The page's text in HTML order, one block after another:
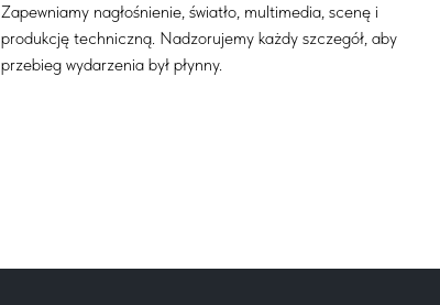
Zapewniamy nagłośnienie, światło, multimedia, scenę i
produkcję techniczną. Nadzorujemy każdy szczegół, aby
przebieg wydarzenia był płynny.